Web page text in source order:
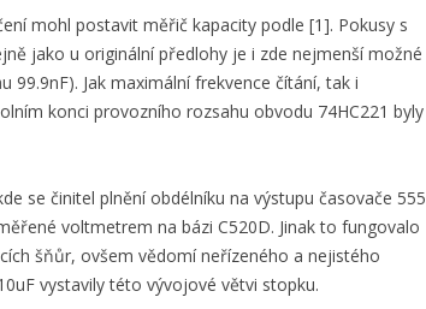
mohl postavit měřič kapacity podle [1]. Pokusy s
jako u originální předlohy je i zde nejmenší možné
99.9nF). Jak maximální frekvence čítání, tak i
konci provozního rozsahu obvodu 74HC221 byly
se činitel plnění obdélníku na výstupu časovače 555
voltmetrem na bázi C520D. Jinak to fungovalo
šňůr, ovšem vědomí neřízeného a nejistého
vystavily této vývojové větvi stopku.